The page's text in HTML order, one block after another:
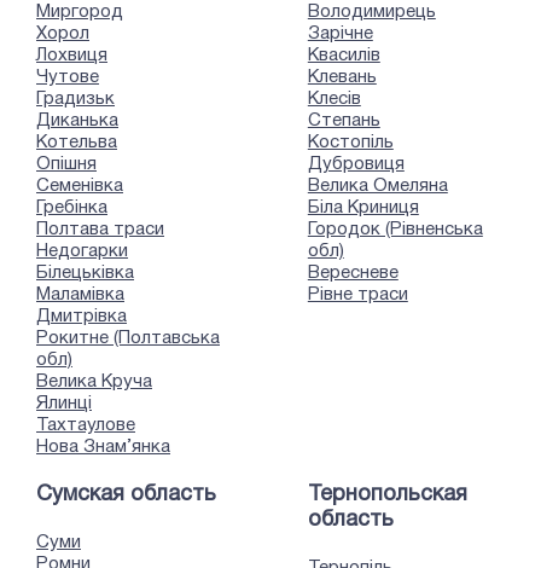
Миргород
Хорол
Лохвиця
Чутове
Градизьк
Диканька
Котельва
Опішня
Семенівка
Гребінка
Полтава траси
Недогарки
Білецьківка
Маламівка
Дмитрівка
Рокитне (Полтавська
обл)
Велика Круча
Ялинці
Тахтаулове
Нова Знам’янка
Володимирець
Зарічне
Квасилів
Клевань
Клесів
Степань
Костопіль
Дубровиця
Велика Омеляна
Біла Криниця
Городок (Рівненська
обл)
Вересневе
Рівне траси
Сумская область
Суми
Ромни
Тернопольская
область